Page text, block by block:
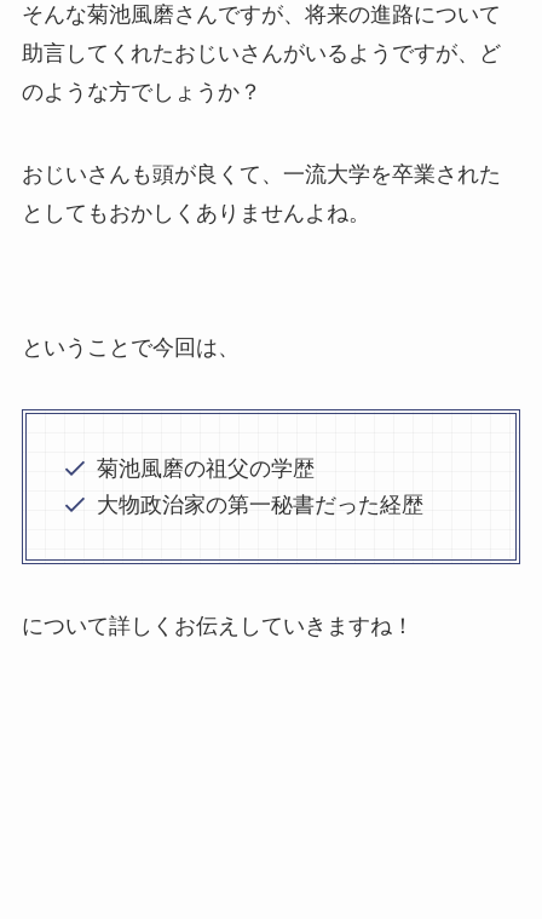
そんな菊池風磨さんですが、将来の進路について
助言してくれたおじいさんがいるようですが、ど
のような方でしょうか？
おじいさんも頭が良くて、一流大学を卒業された
としてもおかしくありませんよね。
ということで今回は、
菊池風磨の祖父の学歴
大物政治家の第一秘書だった経歴
について詳しくお伝えしていきますね！